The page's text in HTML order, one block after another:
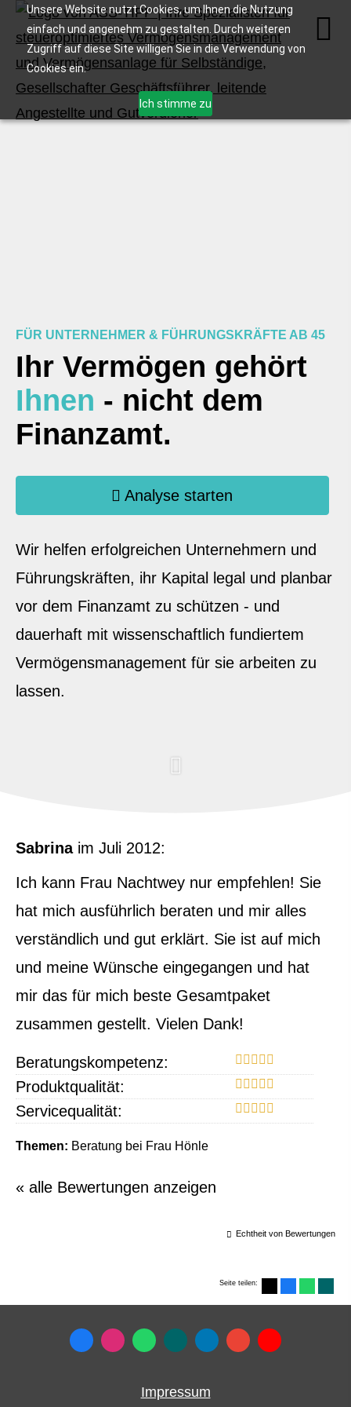
Unsere Website nutzt Cookies, um Ihnen die Nutzung
einfach und angenehm zu gestalten. Durch weiteren
Zugriff auf diese Site willigen Sie in die Verwendung von
Cookies ein.
Ich stimme zu
FÜR UNTERNEHMER & FÜHRUNGSKRÄFTE AB 45
Ihr Vermögen gehört
Ihnen - nicht dem
Finanzamt.
Analyse starten
Wir helfen erfolgreichen Unternehmern und
Führungskräften, ihr Kapital legal und planbar
vor dem Finanzamt zu schützen - und
dauerhaft mit wissenschaftlich fundiertem
Vermögensmanagement für sie arbeiten zu
lassen.
Sabrinaim Juli 2012:
Ich kann Frau Nachtwey nur empfehlen! Sie
hat mich ausführlich beraten und mir alles
verständlich und gut erklärt. Sie ist auf mich
und meine Wünsche eingegangen und hat
mir das für mich beste Gesamtpaket
zusammen gestellt. Vielen Dank!
Beratungskompetenz:
Produktqualität:
Servicequalität:
Themen: Beratung bei Frau Hönle
« alle Bewertungen anzeigen
Echtheit von Bewertungen
Seite teilen:
Impressum